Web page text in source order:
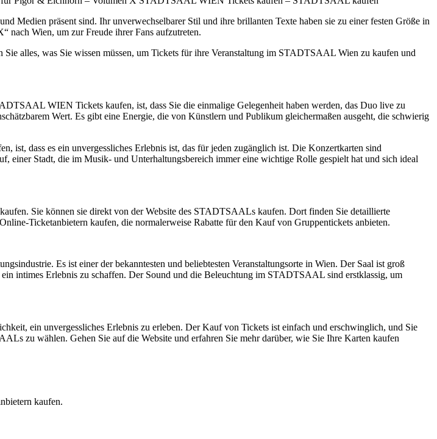
Medien präsent sind. Ihr unverwechselbarer Stil und ihre brillanten Texte haben sie zu einer festen Größe in
nach Wien, um zur Freude ihrer Fans aufzutreten.
alles, was Sie wissen müssen, um Tickets für ihre Veranstaltung im STADTSAAL Wien zu kaufen und
WIEN Tickets kaufen, ist, dass Sie die einmalige Gelegenheit haben werden, das Duo live zu
Wert. Es gibt eine Energie, die von Künstlern und Publikum gleichermaßen ausgeht, die schwierig
dass es ein unvergessliches Erlebnis ist, das für jeden zugänglich ist. Die Konzertkarten sind
Stadt, die im Musik- und Unterhaltungsbereich immer eine wichtige Rolle gespielt hat und sich ideal
Sie können sie direkt von der Website des STADTSAALs kaufen. Dort finden Sie detaillierte
Ticketanbietern kaufen, die normalerweise Rabatte für den Kauf von Gruppentickets anbieten.
Es ist einer der bekanntesten und beliebtesten Veranstaltungsorte in Wien. Der Saal ist groß
intimes Erlebnis zu schaffen. Der Sound und die Beleuchtung im STADTSAAL sind erstklassig, um
ein unvergessliches Erlebnis zu erleben. Der Kauf von Tickets ist einfach und erschwinglich, und Sie
zu wählen. Gehen Sie auf die Website und erfahren Sie mehr darüber, wie Sie Ihre Karten kaufen
kaufen.